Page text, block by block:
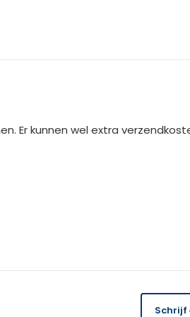
cm
Er kunnen wel extra
Schrijf